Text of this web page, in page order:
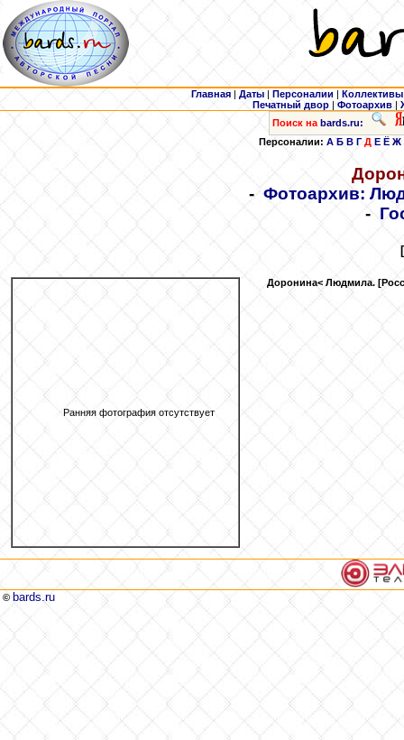
Главная | Даты | Персоналии | Коллективы
Печатный двор |Фотоархив |
Поиск на bards.ru:
Персоналии: А Б В Г Д Е Ё Ж
- Фотоархив:
-
Ранняя фотография отсутствует
Доронина< Людмила.
© bards.ru